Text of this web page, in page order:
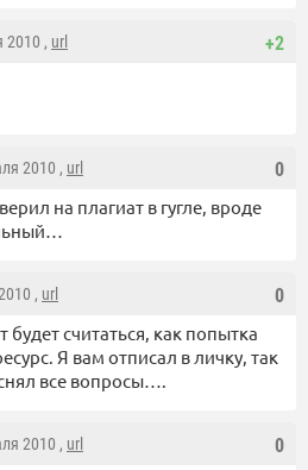
+2
2010 , url
0
2010 , url
на плагиат в гугле, вроде
0
, url
считаться, как попытка
Я вам отписал в личку, так
все вопросы….
0
2010 , url